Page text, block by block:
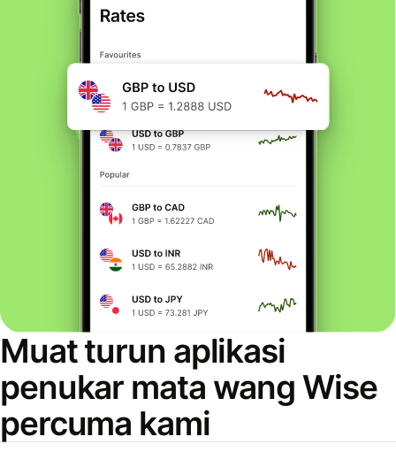
Muat turun aplikasi
penukar mata wang Wise
percuma kami